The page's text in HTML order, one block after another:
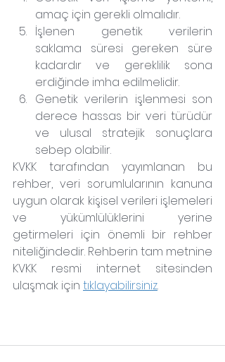
amaç için gerekli olmalıdır.
İşlenen genetik verilerin
saklama süresi gereken süre
kadardır ve gereklilik sona
erdiğinde imha edilmelidir.
Genetik verilerin işlenmesi son
derece hassas bir veri türüdür
ve ulusal stratejik sonuçlara
sebep olabilir.
KVKK tarafından yayımlanan bu
rehber, veri sorumlularının kanuna
uygun olarak kişisel verileri işlemeleri
ve yükümlülüklerini yerine
getirmeleri için önemli bir rehber
niteliğindedir. Rehberin tam metnine
KVKK resmi internet sitesinden
ulaşmak için tıklayabilirsiniz.